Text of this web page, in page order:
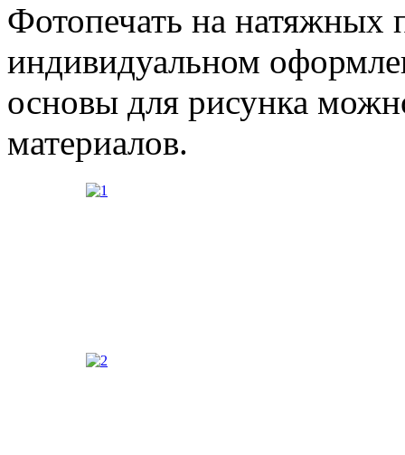
Фотопечать на натяжных
индивидуальном
основы для рисунка
материалов.